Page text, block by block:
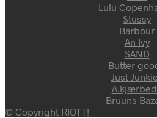
Lulu
Stüssy
Barbour
An Ivy
SAND
Butter
Just
Bruuns
© Copyright RIOTT!